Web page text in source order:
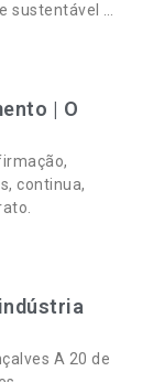
sustentável e,
| O
continua,
A 20 de